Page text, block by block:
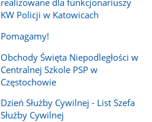
realizowane dla funkcjonariuszy
KW Policji w Katowicach
Pomagamy!
Obchody Święta Niepodległości w
Centralnej Szkole PSP w
Częstochowie
Dzień Służby Cywilnej - List Szefa
Służby Cywilnej